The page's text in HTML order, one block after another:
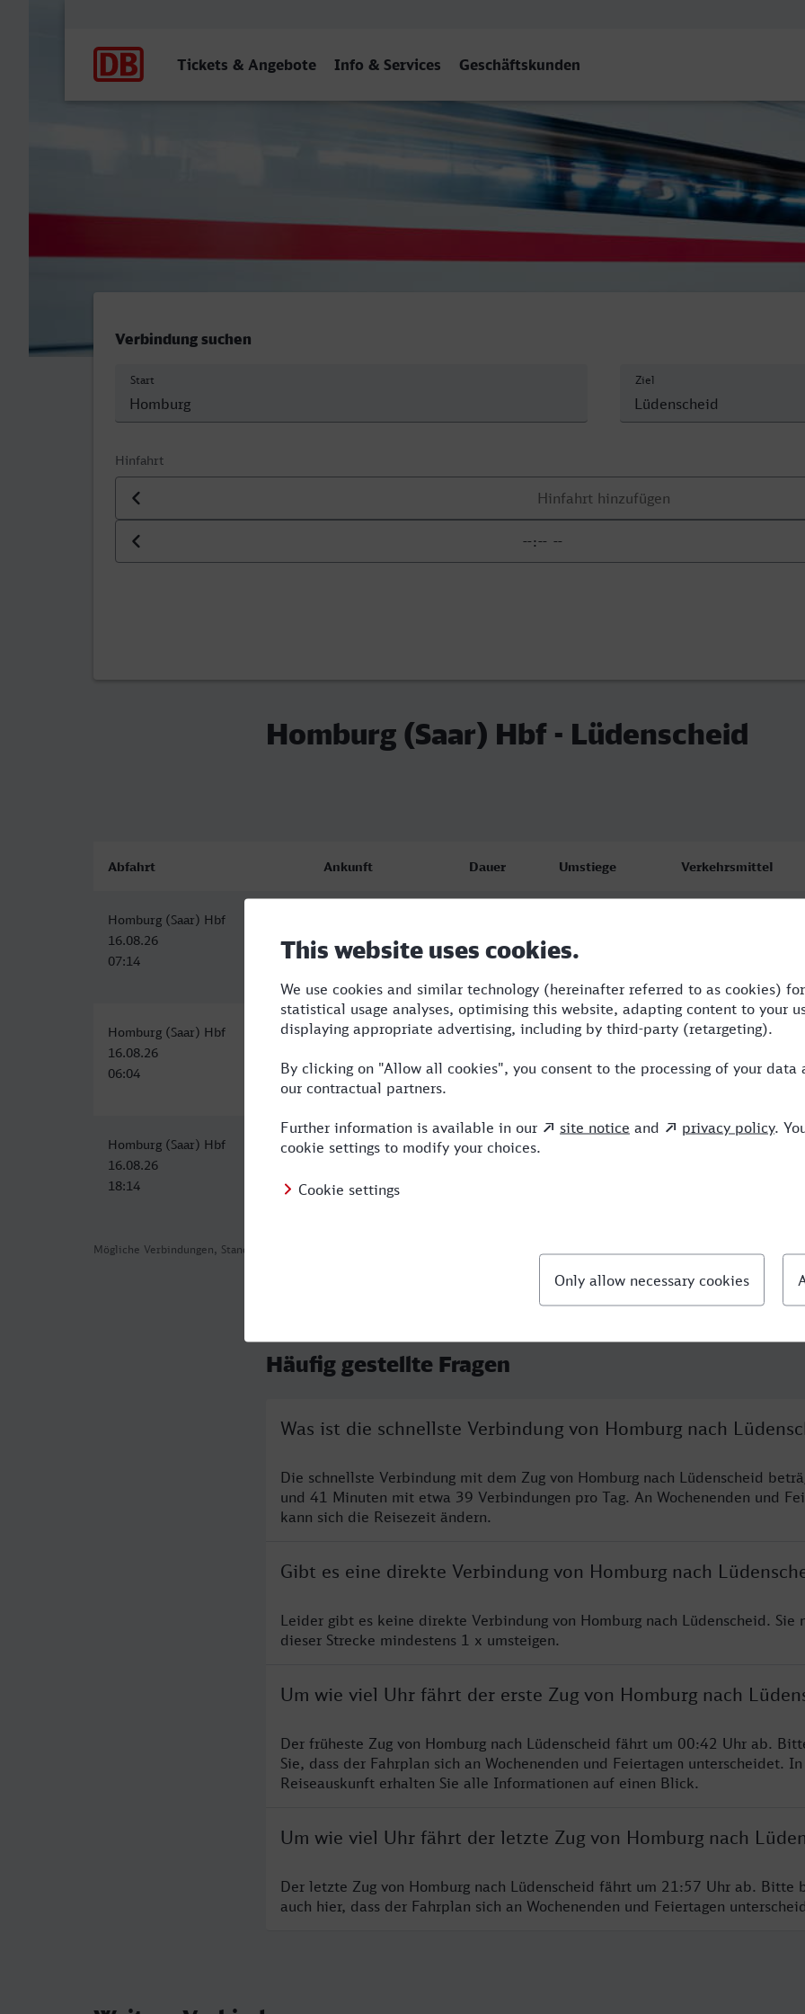
Tickets & Angebote Info & Services Geschäftskunden
Homburg (Saar) Hbf - Lüdenscheid
Verbindung suchen
Start Ziel
Hinfahrt
Datum der Hinfahrt
Uhrzeit der Hinfahrt
Homburg (Saar) Hbf - Lüdenscheid
Mögliche Verbindungen, Stand: 2026-08-02 01:36
Abfahrt Ankunft Dauer Umstiege Verkehrsmittel
Homburg (Saar) Hbf
16.08.26
07:14
16.08.26
11:55
Homburg (Saar) Hbf
16.08.26
06:04
Lüdenscheid
11:26
5:22 2 RB,ICE
Homburg (Saar) Hbf
16.08.26
18:14
Lüdenscheid
23:55
5:41
Häufig gestellte Fragen
Was ist die schnellste Verbindung von Homburg nach
Die schnellste Verbindung mit dem Zug von Homburg nach Lüdenscheid
und 41 Minuten mit etwa 39 Verbindungen pro Tag. An Wochenenden und
kann sich die Reisezeit ändern.
Gibt es eine direkte Verbindung von Homburg nach
Leider gibt es keine direkte Verbindung von Homburg nach Lüdenscheid. Sie
dieser Strecke mindestens 1 x umsteigen.
Um wie viel Uhr fährt der erste Zug von Homburg nach
Der früheste Zug von Homburg nach Lüdenscheid fährt um 00:42 Uhr ab.
Sie, dass der Fahrplan sich an Wochenenden und Feiertagen unterscheidet.
Reiseauskunft erhalten Sie alle Informationen auf einen Blick.
Um wie viel Uhr fährt der letzte Zug von Homburg nach
Der letzte Zug von Homburg nach Lüdenscheid fährt um 21:57 Uhr ab. Bitte
auch hier, dass der Fahrplan sich an Wochenenden und Feiertagen